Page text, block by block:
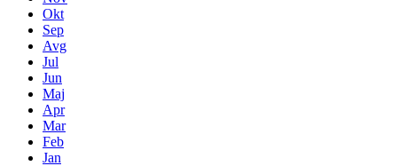
Okt
Sep
Avg
Jul
Jun
Maj
Apr
Mar
Feb
Jan